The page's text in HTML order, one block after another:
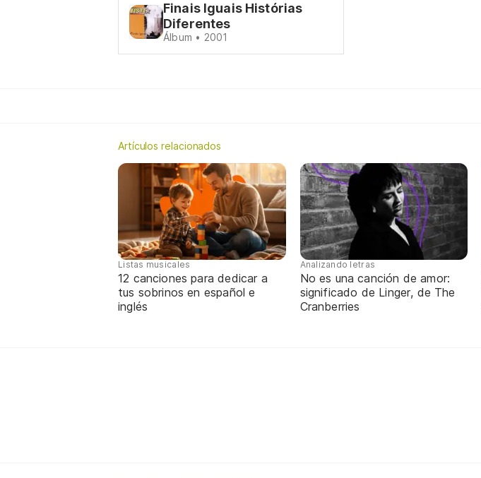
Finais Iguais Histórias
Diferentes
Álbum • 2001
Artículos relacionados
Listas musicales
12 canciones para dedicar a
tus sobrinos en español e
inglés
Analizando letras
No es una canción de amor:
significado de Linger, de The
Cranberries